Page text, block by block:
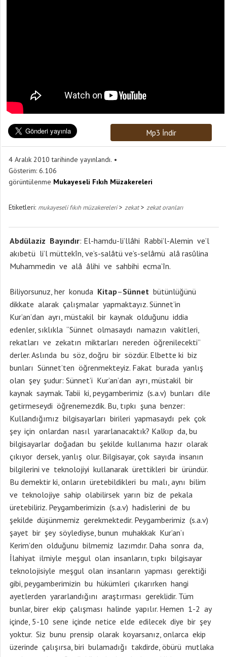
Mp3 İndir
4 Aralık 2010 tarihinde yayınlandı.
Gösterim: 6.106
görüntülenme Mukayeseli Fıkıh Müzakereleri
Etiketleri: mukayeseli fıkıh müzakereleri> zekat> zekat oranları
Abdülaziz Bayındır: El-hamdu-li’llâhi Rabbi’l-Alemin ve’l
akıbetü li’l müttekîn, ve’s-salâtü ve’s-selâmü alâ rasûlina
Muhammedin ve alâ âlihi ve sahbihi ecma’în.
Biliyorsunuz, her konuda Kitap–Sünnet bütünlüğünü
dikkate alarak çalışmalar yapmaktayız. Sünnet’in
Kur’an’dan ayrı, müstakil bir kaynak olduğunu iddia
edenler, sıklıkla “Sünnet olmasaydı namazın vakitleri,
rekatları ve zekatın miktarları nereden öğrenilecekti”
derler. Aslında bu söz, doğru bir sözdür. Elbette ki biz
bunları Sünnet’ten öğrenmekteyiz. Fakat burada yanlış
olan şey şudur: Sünnet’i Kur’an’dan ayrı, müstakil bir
kaynak saymak. Tabii ki, peygamberimiz (s.a.v) bunları dile
getirmeseydi öğrenemezdik. Bu, tıpkı şuna benzer:
Kullandığımız bilgisayarları birileri yapmasaydı pek çok
şey için onlardan nasıl yararlanacaktık? Kalkıp da, bu
bilgisayarlar doğadan bu şekilde kullanıma hazır olarak
çıkıyor dersek, yanlış olur. Bilgisayar, çok sayıda insanın
bilgilerini ve teknolojiyi kullanarak ürettikleri bir üründür.
Bu demektir ki, onların üretebildikleri bu malı, aynı bilim
ve teknolojiye sahip olabilirsek yarın biz de pekala
üretebiliriz. Peygamberimizin (s.a.v) hadislerini de bu
şekilde düşünmemiz gerekmektedir. Peygamberimiz (s.a.v)
şayet bir şey söylediyse, bunun muhakkak Kur’an’ı
Kerim’den olduğunu bilmemiz lazımdır. Daha sonra da,
İlahiyat ilmiyle meşgul olan insanların, tıpkı bilgisayar
teknolojisiyle meşgul olan insanların yapması gerektiği
gibi, peygamberimizin bu hükümleri çıkarırken hangi
ayetlerden yararlandığını araştırması gereklidir. Tüm
bunlar, birer ekip çalışması halinde yapılır. Hemen 1-2 ay
içinde, 5-10 sene içinde netice elde edilecek diye bir şey
yoktur. Siz bunu prensip olarak koyarsanız, onlarca ekip
üzerinde çalışırsa, biri bulamadığı takdirde, öbürü mutlaka